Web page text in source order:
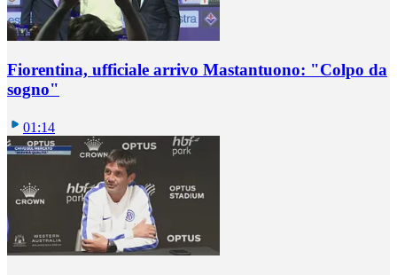
Fiorentina, ufficiale arrivo Mastantuono: "Colpo da
sogno"
01:14